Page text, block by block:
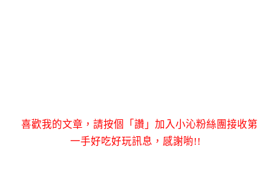
喜歡我的文章，請按個「讚」加入小沁粉絲團接收第
一手好吃好玩訊息，感謝喲!!